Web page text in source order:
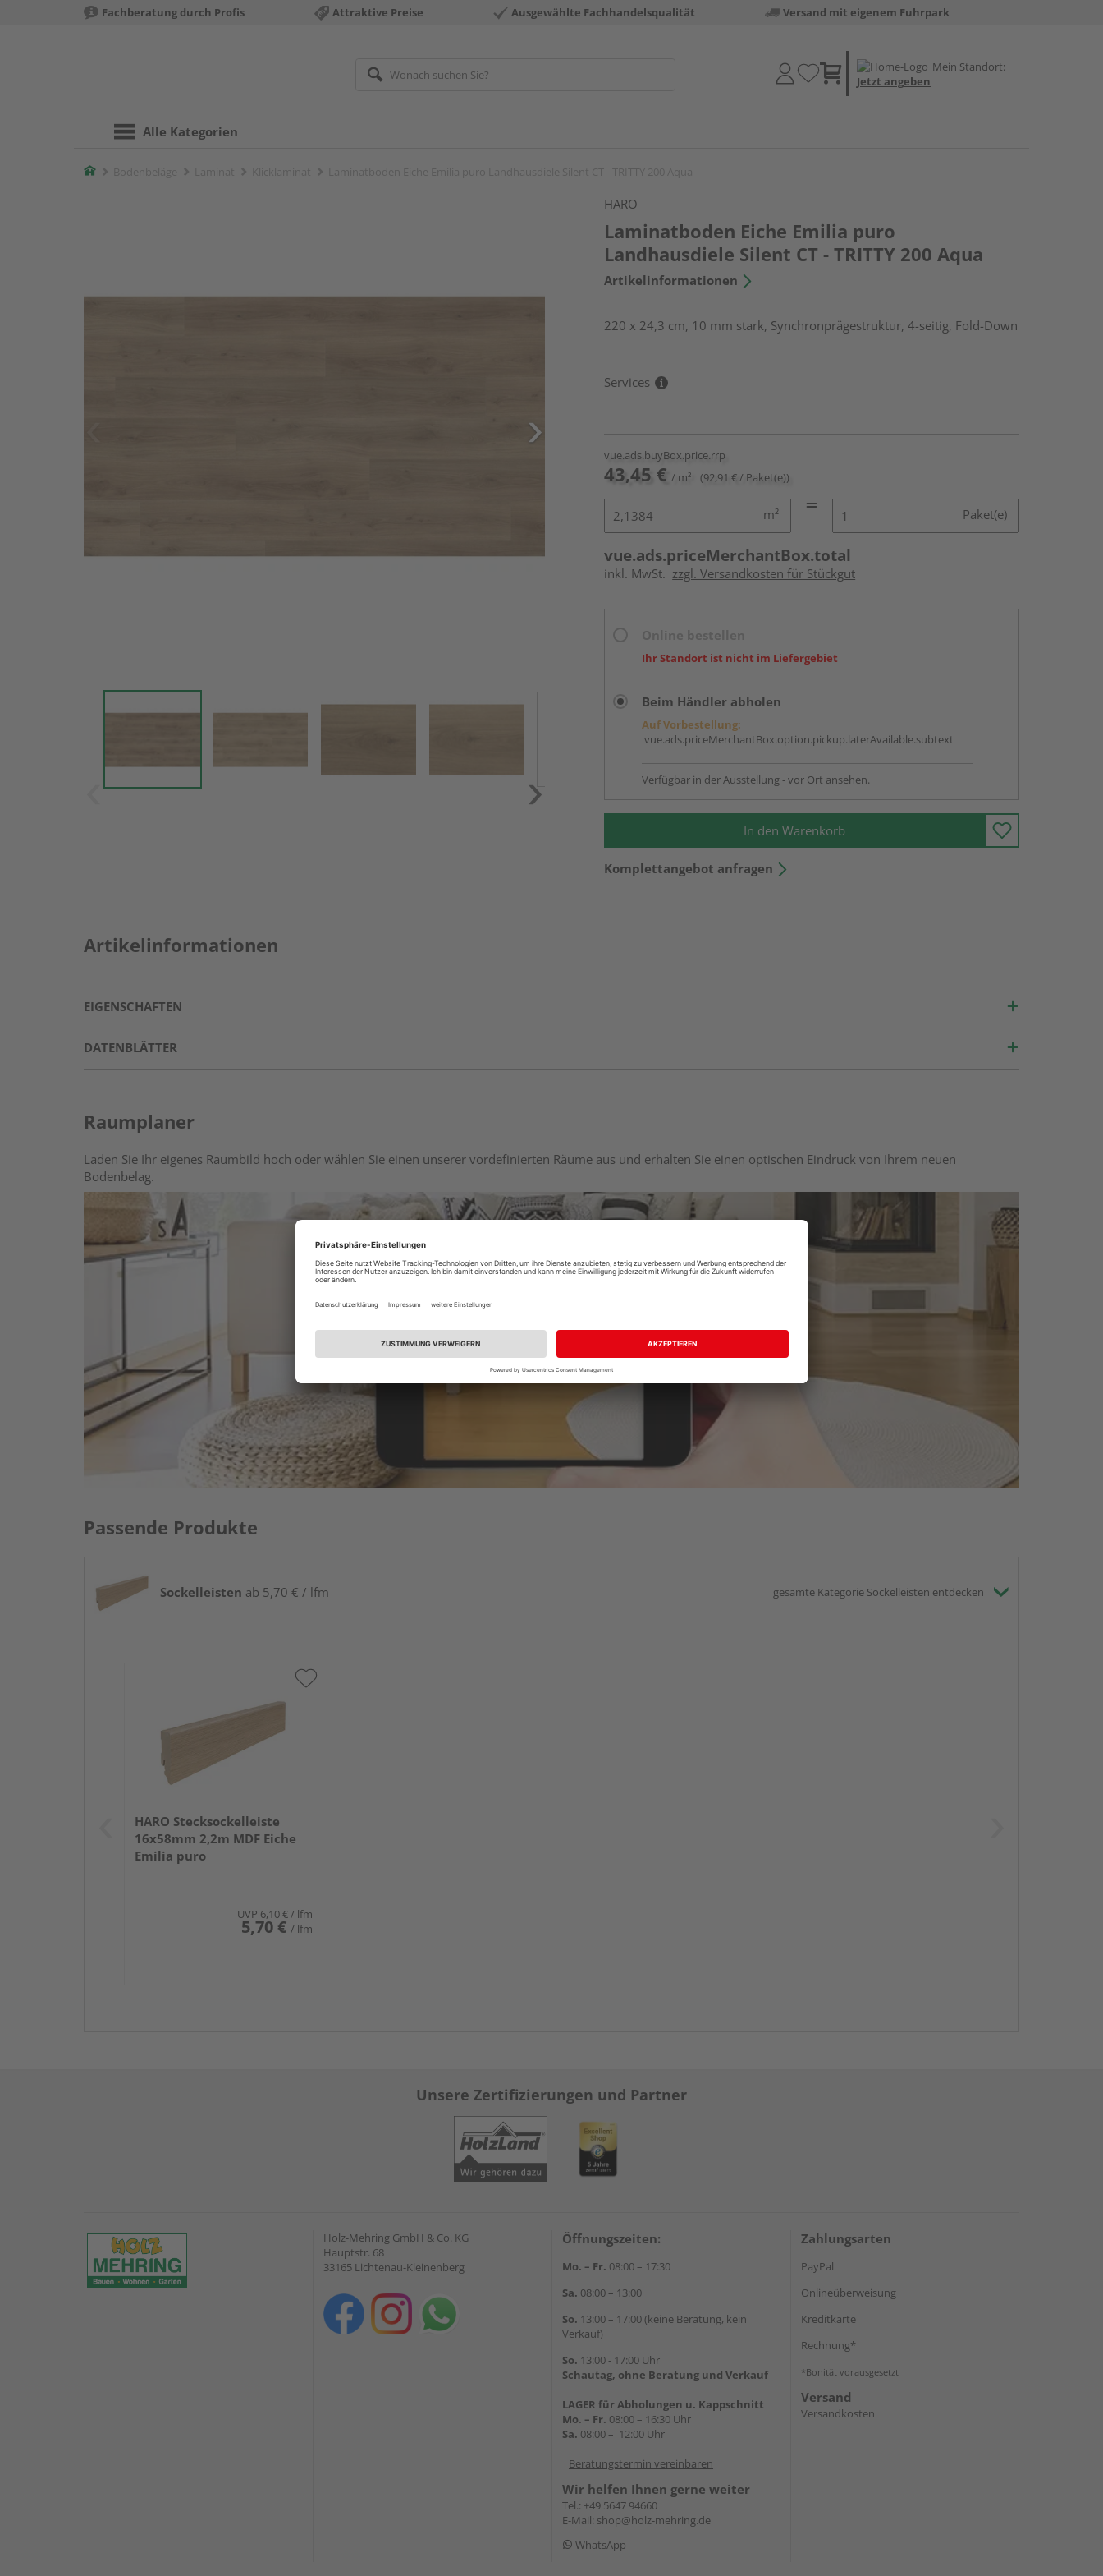
Fachberatung durch Profis Attraktive Preise Ausgewählte Fachhandelsqualität Versand mit eigenem Fuhrpark
Mein Standort:
Jetzt angeben
Alle Kategorien
Home
HARO
Laminatboden Eiche Emilia puro
Landhausdiele Silent CT - TRITTY 200 Aqua
Artikelinformationen
220 x 24,3 cm, 10 mm stark, Synchronprägestruktur, 4-seitig, Fold-Down
Services
vue.ads.buyBox.price.rrp
43,45 € / m² (92,91 € / Paket(e))
m² Paket(e)
vue.ads.priceMerchantBox.total
inkl. MwSt. zzgl. Versandkosten für Stückgut
Ihr Standort ist nicht im Liefergebiet
Beim Händler abholen
Auf Vorbestellung:
vue.ads.priceMerchantBox.option.pickup.laterAvailable.subtext
Verfügbar in der Ausstellung - vor Ort ansehen.
In den Warenkorb
Komplettangebot anfragen
Artikelinformationen
EIGENSCHAFTEN
DATENBLÄTTER
Raumplaner
Laden Sie Ihr eigenes Raumbild hoch oder wählen Sie einen unserer vordefinierten Räume aus und erhalten Sie einen optischen Eindruck von Ihrem neuen
Bodenbelag.
Passende Produkte
Sockelleisten ab 5,70 € / lfm gesamte Kategorie Sockelleisten entdecken
HARO Stecksockelleiste
16x58mm 2,2m MDF Eiche
Emilia puro
UVP 6,10 € / lfm
5,70 € / lfm
Unsere Zertifizierungen und Partner
Holz-Mehring GmbH & Co. KG
Hauptstr. 68
33165 Lichtenau-Kleinenberg
Öffnungszeiten:
Mo. – Fr. 08:00 – 17:30
Sa. 08:00 – 13:00
So. 13:00 – 17:00 (keine Beratung, kein
Verkauf)
So. 13:00 - 17:00 Uhr
Schautag, ohne Beratung und Verkauf
LAGER für Abholungen u. Kappschnitt
Mo. – Fr. 08:00 – 16:30 Uhr
Sa. 08:00 – 12:00 Uhr
Beratungstermin vereinbaren
Wir helfen Ihnen gerne weiter
Tel.: +49 5647 94660
E-Mail: shop@holz-mehring.de
WhatsApp
Zahlungsarten
PayPal
Onlineüberweisung
Kreditkarte
Rechnung*
*Bonität vorausgesetzt
Versand
Versandkosten